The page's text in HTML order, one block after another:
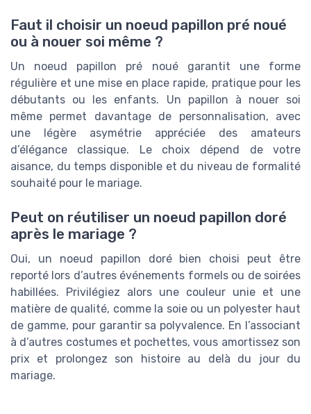
Faut il choisir un noeud papillon pré noué
ou à nouer soi même ?
Un noeud papillon pré noué garantit une forme
régulière et une mise en place rapide, pratique pour les
débutants ou les enfants. Un papillon à nouer soi
même permet davantage de personnalisation, avec
une légère asymétrie appréciée des amateurs
d’élégance classique. Le choix dépend de votre
aisance, du temps disponible et du niveau de formalité
souhaité pour le mariage.
Peut on réutiliser un noeud papillon doré
après le mariage ?
Oui, un noeud papillon doré bien choisi peut être
reporté lors d’autres événements formels ou de soirées
habillées. Privilégiez alors une couleur unie et une
matière de qualité, comme la soie ou un polyester haut
de gamme, pour garantir sa polyvalence. En l’associant
à d’autres costumes et pochettes, vous amortissez son
prix et prolongez son histoire au delà du jour du
mariage.